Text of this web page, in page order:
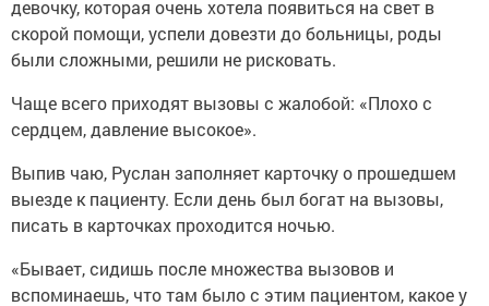
девочку, которая очень хотела появиться на свет в
скорой помощи, успели довезти до больницы, роды
были сложными, решили не рисковать.
Чаще всего приходят вызовы с жалобой: «Плохо с
сердцем, давление высокое».
Выпив чаю, Руслан заполняет карточку о прошедшем
выезде к пациенту. Если день был богат на вызовы,
писать в карточках проходится ночью.
«Бывает, сидишь после множества вызовов и
вспоминаешь, что там было с этим пациентом, какое у